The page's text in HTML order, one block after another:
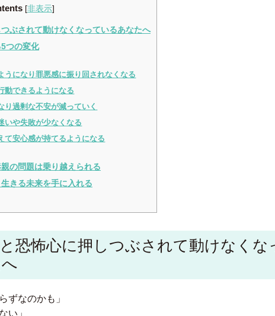
[非表示]
ぶされて動けなくなっているあなたへ
つの変化
うになり罪悪感に振り回されなくなる
動できるようになる
り過剰な不安が減っていく
いや失敗が少なくなる
て安心感が持てるようになる
の問題は乗り越えられる
きる未来を手に入れる
恐怖心に押しつぶされて動けなくな
ずなのかも」
い」